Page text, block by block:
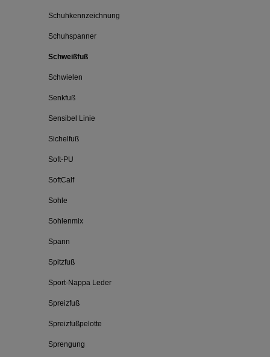
Schuhkennzeichnung
Schuhspanner
Schweißfuß
Schwielen
Senkfuß
Sensibel Linie
Sichelfuß
Soft-PU
SoftCalf
Sohle
Sohlenmix
Spann
Spitzfuß
Sport-Nappa Leder
Spreizfuß
Spreizfußpelotte
Sprengung